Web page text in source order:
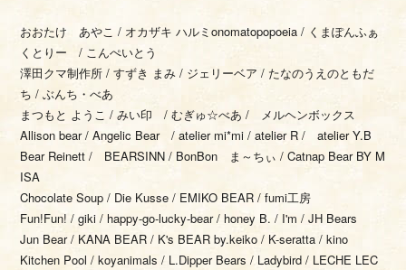
おおたけ あやこ / オカザキ ハルミonomatopopoeia / くまぽんふぁ
くとりー / こんぺいとう
澤田クマ制作所 / すずき まみ / ジェリーベア / たなのうえのともだ
ち / ぶんち・べあ
まつもと ようこ / みい印 / むぎゅ☆べあ / メルヘンボックス
Allison bear / Angelic Bear / atelier mi*mi / atelier R / atelier Y.B
Bear Reinett / BEARSINN / BonBon ま～ちぃ / Catnap Bear BY M
ISA
Chocolate Soup / Die Kusse / EMIKO BEAR / fumi工房
Fun!Fun! / giki / happy-go-lucky-bear / honey B. / I'm / JH Bears
Jun Bear / KANA BEAR / K's BEAR by.keiko / K-seratta / kino
Kitchen Pool / koyanimals / L.Dipper Bears / Ladybird / LECHE LEC